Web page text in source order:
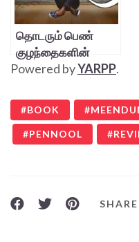
தொடரும் பெண்
குழந்தைகளின்
தற்கொலைகள்…
Powered byYARPP.
BOOK
PENNOOL